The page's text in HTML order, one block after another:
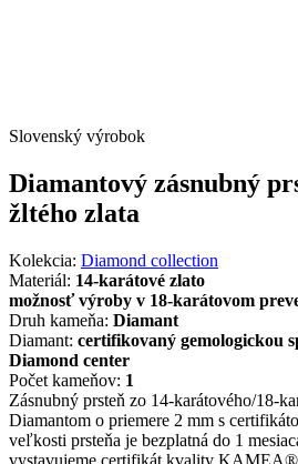
Slovenský výrobok
Diamantový zásnubný
žltého zlata
Kolekcia: Diamond collection
Materiál: 14-karátové zlato
možnosť výroby v 18-karátovom
Druh kameňa: Diamant
Diamant: certifikovaný gemologickou
Diamond center
Počet kameňov: 1
Zásnubný prsteň zo 14-karátového/18-
Diamantom o priemere 2 mm s
veľkosti prsteňa je bezplatná do 1
vystavujeme certifikát kvality KAMEA®